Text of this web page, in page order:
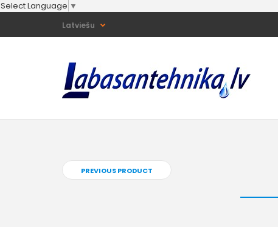
Select Language ▼
Latviešu
PREVIOUS PRODUCT